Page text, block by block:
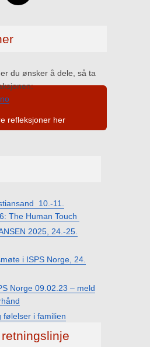
du ønsker å dele, så ta
refleksjoner her
10.-11.
The Human Touch
2025, 24.-25.
i ISPS Norge, 24.
Norge 09.02.23 – meld
følelser i familien